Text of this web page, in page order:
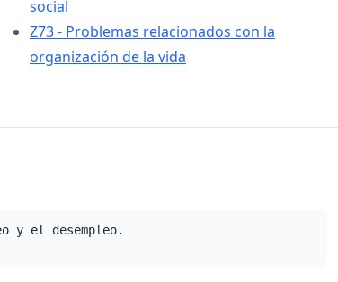
social
Z73 - Problemas relacionados con la
organización de la vida
y el desempleo.